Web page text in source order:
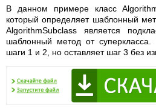
В данном примере класс
который определяет шаблонный
AlgorithmSubclass является
шаблонный метод от суперкласса.
шаги 1 и 2, но оставляет шаг 3 без